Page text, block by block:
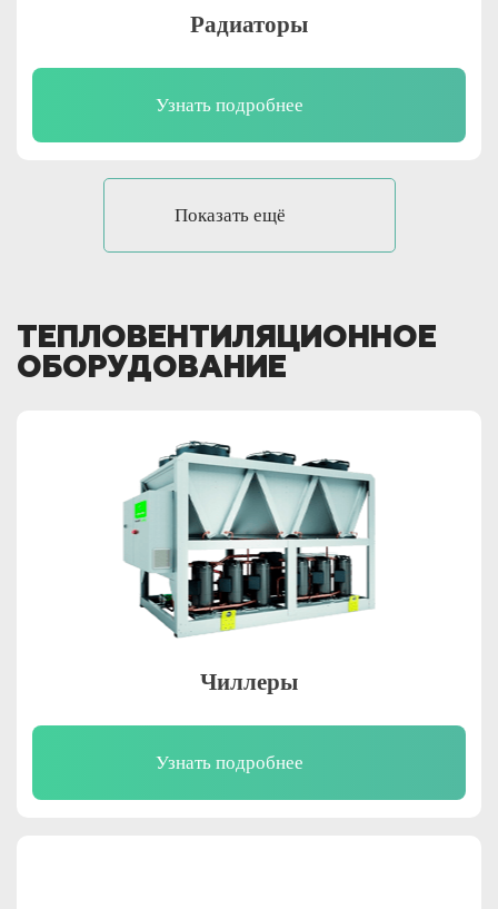
Радиаторы
Узнать подробнее
Показать ещё
ТЕПЛОВЕНТИЛЯЦИОННОЕ
ОБОРУДОВАНИЕ
Чиллеры
Узнать подробнее